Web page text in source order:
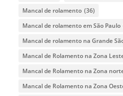
Mancal de rolamento (36)
Mancal de rolamento em São Paulo
Mancal de rolamento na Grande
Mancal de Rolamento na Zona
Mancal de Rolamento na Zona
Mancal de Rolamento na Zona